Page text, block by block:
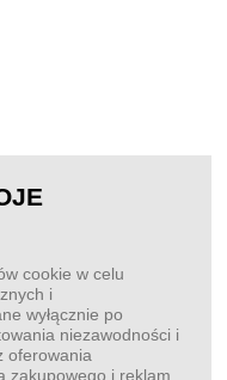
cookie w celu
i
wyłącznie po
niezawodności i
oferowania
zakupowego i reklam.